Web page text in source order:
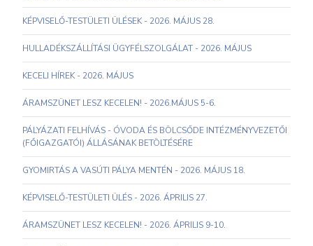
KÉPVISELŐ-TESTÜLETI ÜLÉSEK - 2026. MÁJUS 28.
HULLADÉKSZÁLLÍTÁSI ÜGYFÉLSZOLGÁLAT - 2026. MÁJUS
KECELI HÍREK - 2026. MÁJUS
ÁRAMSZÜNET LESZ KECELEN! - 2026.MÁJUS 5-6.
PÁLYÁZATI FELHÍVÁS - ÓVODA ÉS BÖLCSŐDE INTÉZMÉNYVEZETŐI
(FŐIGAZGATÓI) ÁLLÁSÁNAK BETÖLTÉSÉRE
GYOMIRTÁS A VASÚTI PÁLYA MENTÉN - 2026. MÁJUS 18.
KÉPVISELŐ-TESTÜLETI ÜLÉS - 2026. ÁPRILIS 27.
ÁRAMSZÜNET LESZ KECELEN! - 2026. ÁPRILIS 9-10.